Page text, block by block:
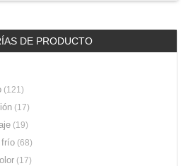
DE PRODUCTO
(121)
(17)
(19)
frío (68)
(17)